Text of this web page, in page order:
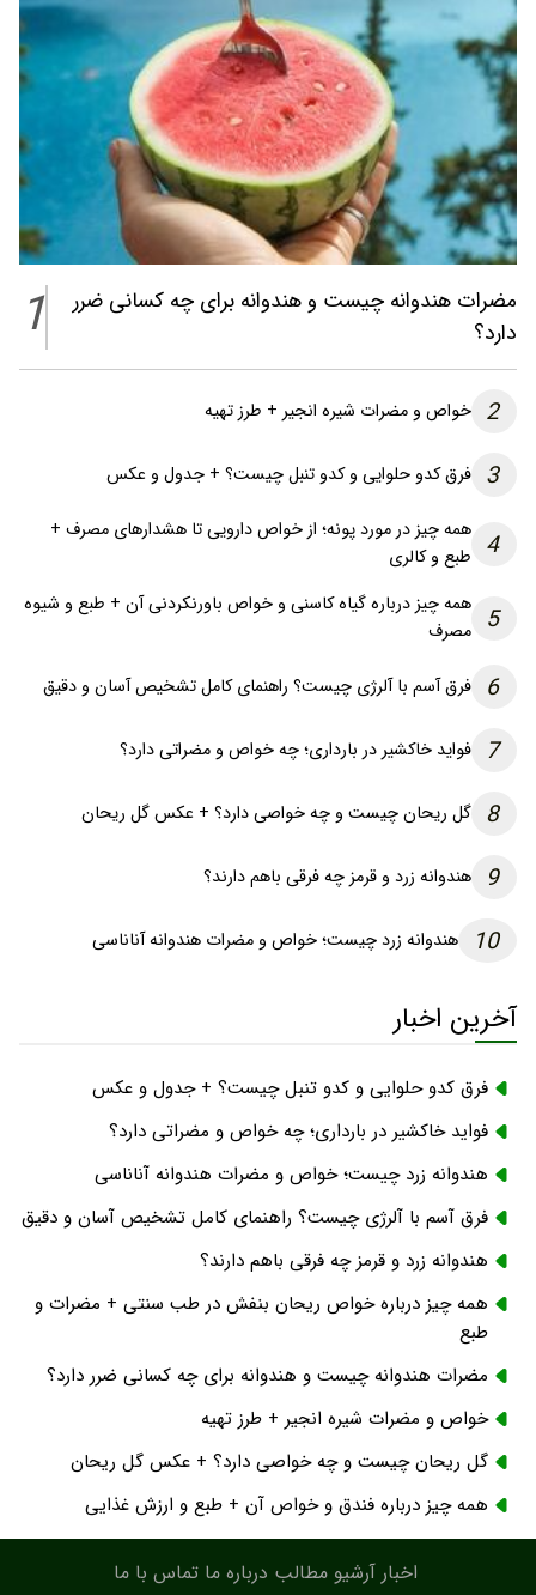
مضرات هندوانه چیست و هندوانه برای چه کسانی ضرر
دارد؟
1
2 خواص و مضرات شیره انجیر + طرز تهیه
3 فرق کدو حلوایی و کدو تنبل چیست؟ + جدول و عکس
4 همه چیز در مورد پونه؛ از خواص دارویی تا هشدارهای مصرف +
طبع و کالری
5
همه چیز درباره گیاه کاسنی و خواص باورنکردنی آن + طبع و شیوه
مصرف
6 فرق آسم با آلرژی چیست؟ راهنمای کامل تشخیص آسان و دقیق
7 فواید خاکشیر در بارداری؛ چه خواص و مضراتی دارد؟
8 گل ریحان چیست و چه خواصی دارد؟ + عکس گل ریحان
9 هندوانه زرد و قرمز چه فرقی باهم دارند؟
10 هندوانه زرد چیست؛ خواص و مضرات هندوانه آناناسی
آخرین اخبار
فرق کدو حلوایی و کدو تنبل چیست؟ + جدول و عکس
فواید خاکشیر در بارداری؛ چه خواص و مضراتی دارد؟
هندوانه زرد چیست؛ خواص و مضرات هندوانه آناناسی
فرق آسم با آلرژی چیست؟ راهنمای کامل تشخیص آسان و دقیق
هندوانه زرد و قرمز چه فرقی باهم دارند؟
همه چیز درباره خواص ریحان بنفش در طب سنتی + مضرات و
طبع
مضرات هندوانه چیست و هندوانه برای چه کسانی ضرر دارد؟
خواص و مضرات شیره انجیر + طرز تهیه
گل ریحان چیست و چه خواصی دارد؟ + عکس گل ریحان
همه چیز درباره فندق و خواص آن + طبع و ارزش غذایی
اخبار آرشیو مطالب درباره ما تماس با ما